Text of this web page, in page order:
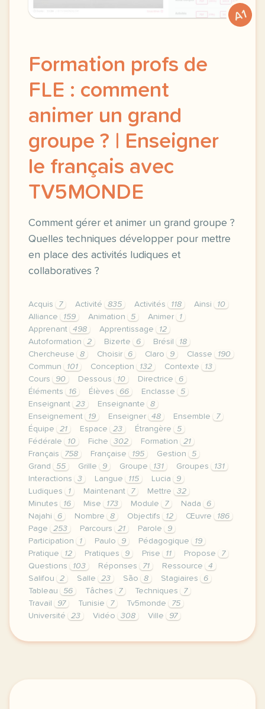
A1
Formation profs de
FLE : comment
animer un grand
groupe ? | Enseigner
le français avec
TV5MONDE
Comment gérer et animer un grand groupe ?
Quelles techniques développer pour mettre
en place des activités ludiques et
collaboratives ?
Acquis 7 Activité 835 Activités 118 Ainsi
10
Alliance
159 Animation 5 Animer
1
Apprenant
498 Apprentissage
12
Autoformation
2 Bizerte 6 Brésil
18
Chercheuse
8 Choisir 6 Claro 9 Classe
190
Commun
101 Conception 132 Contexte
13
Cours
90 Dessous 10 Directrice
6
Éléments
16 Élèves 66 Enclasse
5
Enseignant
23 Enseignante
8
Enseignement
19 Enseigner 48 Ensemble
7
Équipe
21 Espace 23 Étrangère
5
Fédérale
10 Fiche 302 Formation
21
Français
758 Française 195 Gestion
5
Grand
55 Grille 9 Groupe 131 Groupes
131
Interactions
3 Langue 115 Lucia
9
Ludiques
1 Maintenant 7 Mettre
32
Minutes
16 Mise 173 Module 7 Nada
6
Najahi
6 Nombre 8 Objectifs 12 Œuvre
186
Page
253 Parcours 21 Parole
9
Participation
1 Paulo 9 Pédagogique
19
Pratique
12 Pratiques 9 Prise 11 Propose
7
Questions
103 Réponses 71 Ressource
4
Salifou
2 Salle 23 São 8 Stagiaires
6
Tableau
56 Tâches 7 Techniques
7
Travail
97 Tunisie 7 Tv5monde
75
Université
23 Vidéo 308 Ville 97
le respect de votre vie privee est une priorite